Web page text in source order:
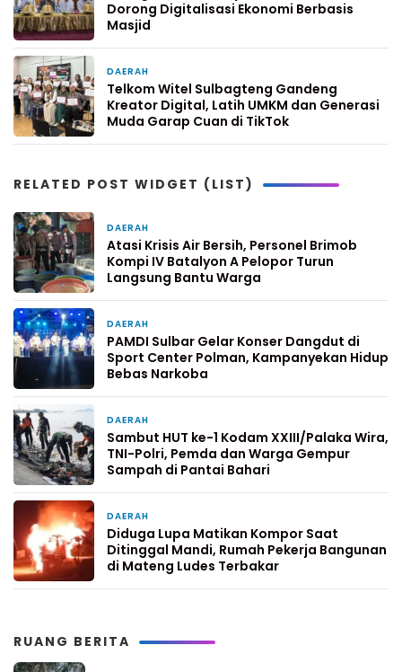
Dorong Digitalisasi Ekonomi Berbasis
Masjid
DAERAH
Telkom Witel Sulbagteng Gandeng
Kreator Digital, Latih UMKM dan Generasi
Muda Garap Cuan di TikTok
RELATED POST WIDGET (LIST)
DAERAH
Atasi Krisis Air Bersih, Personel Brimob
Kompi IV Batalyon A Pelopor Turun
Langsung Bantu Warga
DAERAH
PAMDI Sulbar Gelar Konser Dangdut di
Sport Center Polman, Kampanyekan Hidup
Bebas Narkoba
DAERAH
Sambut HUT ke-1 Kodam XXIII/Palaka Wira,
TNI-Polri, Pemda dan Warga Gempur
Sampah di Pantai Bahari
DAERAH
Diduga Lupa Matikan Kompor Saat
Ditinggal Mandi, Rumah Pekerja Bangunan
di Mateng Ludes Terbakar
RUANG BERITA